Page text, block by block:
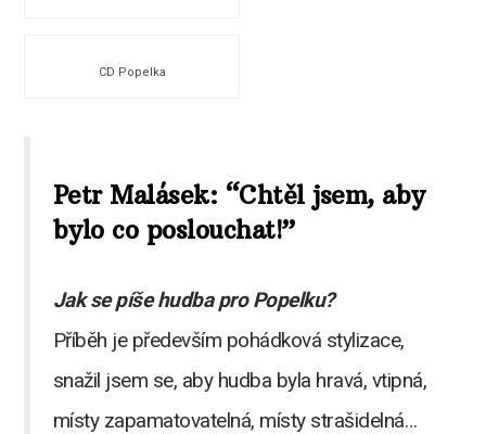
CD Popelka
Petr Malásek: “Chtěl jsem, aby
bylo co poslouchat!”
Jak se píše hudba pro Popelku?
Příběh je především pohádková stylizace,
snažil jsem se, aby hudba byla hravá, vtipná,
místy zapamatovatelná, místy strašidelná…